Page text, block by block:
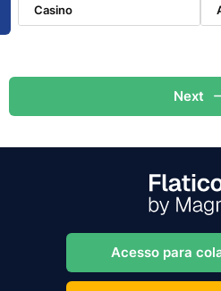
Casino
Next
Acesso para